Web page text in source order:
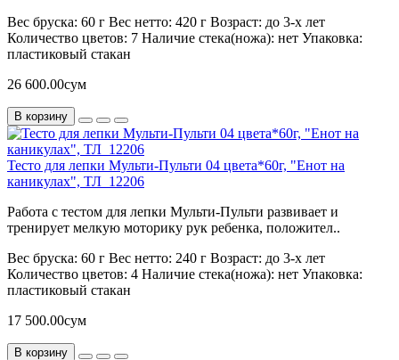
Вес бруска: 60 г Вес нетто: 420 г Возраст: до 3-х лет
Количество цветов: 7 Наличие стека(ножа): нет Упаковка:
пластиковый стакан
26 600.00сум
В корзину
Тесто для лепки Мульти-Пульти 04 цвета*60г, "Енот на
каникулах", ТЛ_12206
Работа с тестом для лепки Мульти-Пульти развивает и
тренирует мелкую моторику рук ребенка, положител..
Вес бруска: 60 г Вес нетто: 240 г Возраст: до 3-х лет
Количество цветов: 4 Наличие стека(ножа): нет Упаковка:
пластиковый стакан
17 500.00сум
В корзину